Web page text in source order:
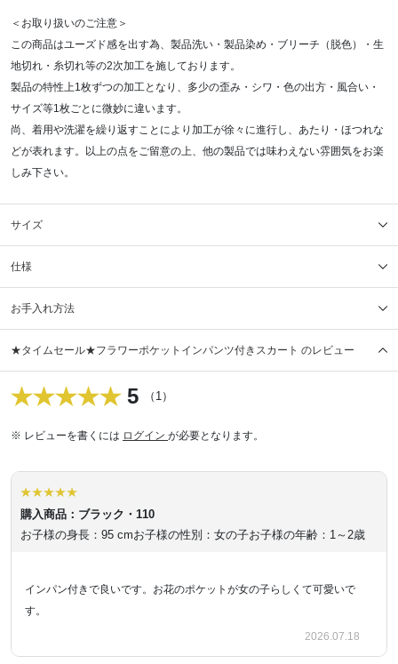
＜お取り扱いのご注意＞
この商品はユーズド感を出す為、製品洗い・製品染め・ブリーチ（脱色）・生
地切れ・糸切れ等の2次加工を施しております。
製品の特性上1枚ずつの加工となり、多少の歪み・シワ・色の出方・風合い・
サイズ等1枚ごとに微妙に違います。
尚、着用や洗濯を繰り返すことにより加工が徐々に進行し、あたり・ほつれな
どが表れます。以上の点をご留意の上、他の製品では味わえない雰囲気をお楽
しみ下さい。
サイズ
仕様
お手入れ方法
★タイムセール★フラワーポケットインパンツ付きスカート のレビュー
5 （1）
※ レビューを書くには ログイン が必要となります。
購入商品：ブラック・110
お子様の身長：95 cmお子様の性別：女の子お子様の年齢：1～2歳
インパン付きで良いです。お花のポケットが女の子らしくて可愛いで
す。
2026.07.18